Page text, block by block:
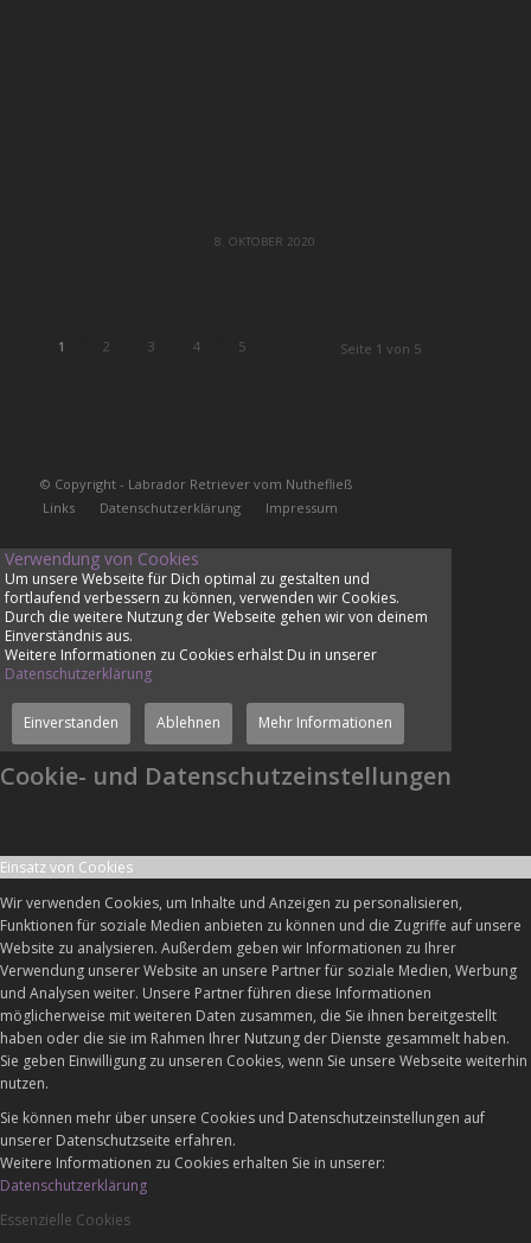
8. OKTOBER 2020
Seite 1 von 5
1 2 3 4 5
© Copyright - Labrador Retriever vom Nuthefließ
Links
Datenschutzerklärung Impressum
Verwendung von Cookies
Um unsere Webseite für Dich optimal zu gestalten und
fortlaufend verbessern zu können, verwenden wir Cookies.
Durch die weitere Nutzung der Webseite gehen wir von deinem
Einverständnis aus.
Weitere Informationen zu Cookies erhälst Du in unserer
Datenschutzerklärung
Einverstanden Ablehnen Mehr Informationen
Cookie- und Datenschutzeinstellungen
Einsatz von Cookies
Wir verwenden Cookies, um Inhalte und Anzeigen zu personalisieren,
Funktionen für soziale Medien anbieten zu können und die Zugriffe auf unsere
Website zu analysieren. Außerdem geben wir Informationen zu Ihrer
Verwendung unserer Website an unsere Partner für soziale Medien, Werbung
und Analysen weiter. Unsere Partner führen diese Informationen
möglicherweise mit weiteren Daten zusammen, die Sie ihnen bereitgestellt
haben oder die sie im Rahmen Ihrer Nutzung der Dienste gesammelt haben.
Sie geben Einwilligung zu unseren Cookies, wenn Sie unsere Webseite weiterhin
nutzen.
Sie können mehr über unsere Cookies und Datenschutzeinstellungen auf
unserer Datenschutzseite erfahren.
Weitere Informationen zu Cookies erhalten Sie in unserer:
Datenschutzerklärung
Essenzielle Cookies